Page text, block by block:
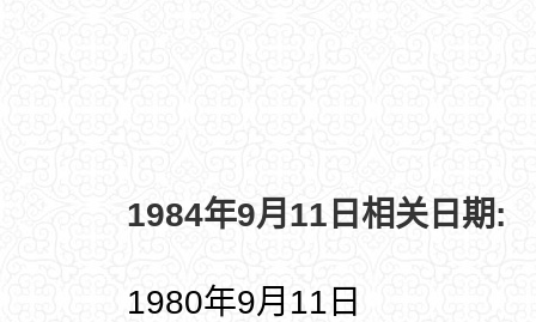
1984年9月11日相关日期:
1980年9月11日